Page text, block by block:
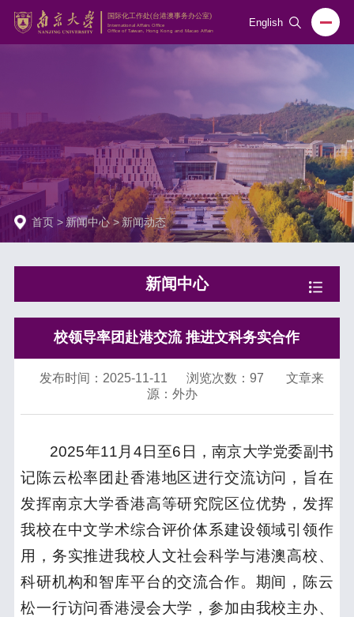
English
首页 > 新闻中心 > 新闻动态
新闻中心
校领导率团赴港交流 推进文科务实合作
发布时间：2025-11-11 浏览次数： 97
文章来
源：外办
2025年11月4日至6日，南京大学党委副书
记陈云松率团赴香港地区进行交流访问，旨在
发挥南京大学香港高等研究院区位优势，发挥
我校在中文学术综合评价体系建设领域引领作
用，务实推进我校人文社会科学与港澳高校、
科研机构和智库平台的交流合作。期间，陈云
松一行访问香港浸会大学，参加由我校主办、